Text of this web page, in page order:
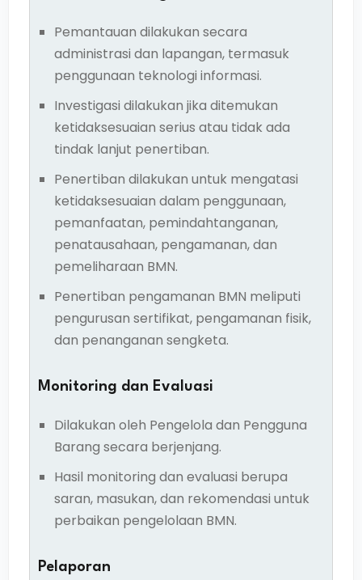
Pemantauan dilakukan secara
administrasi dan lapangan, termasuk
penggunaan teknologi informasi.
Investigasi dilakukan jika ditemukan
ketidaksesuaian serius atau tidak ada
tindak lanjut penertiban.
Penertiban dilakukan untuk mengatasi
ketidaksesuaian dalam penggunaan,
pemanfaatan, pemindahtanganan,
penatausahaan, pengamanan, dan
pemeliharaan BMN.
Penertiban pengamanan BMN meliputi
pengurusan sertifikat, pengamanan fisik,
dan penanganan sengketa.
Monitoring dan Evaluasi
Dilakukan oleh Pengelola dan Pengguna
Barang secara berjenjang.
Hasil monitoring dan evaluasi berupa
saran, masukan, dan rekomendasi untuk
perbaikan pengelolaan BMN.
Pelaporan